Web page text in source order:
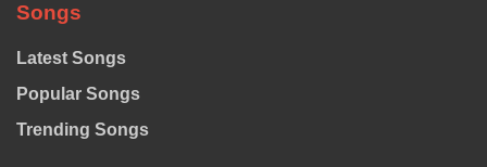
Songs
Latest Songs
Popular Songs
Trending Songs